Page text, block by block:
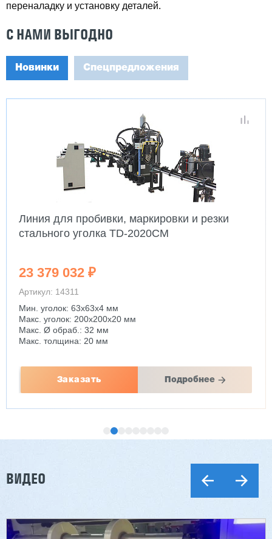
переналадку и установку деталей.
С НАМИ ВЫГОДНО
Новинки Спецпредложения
Линия для пробивки, маркировки и резки
стального уголка TD-2020CM
23 379 032 ₽
Артикул: 14311
Мин. уголок: 63x63x4 мм
Макс. уголок: 200x200x20 мм
Макс. Ø обраб.: 32 мм
Макс. толщина: 20 мм
Заказать Подробнее
Двухсторонний шипорез MX6015
ВИДЕО